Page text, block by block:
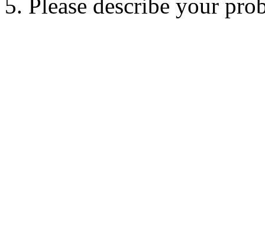
5. Please describe your